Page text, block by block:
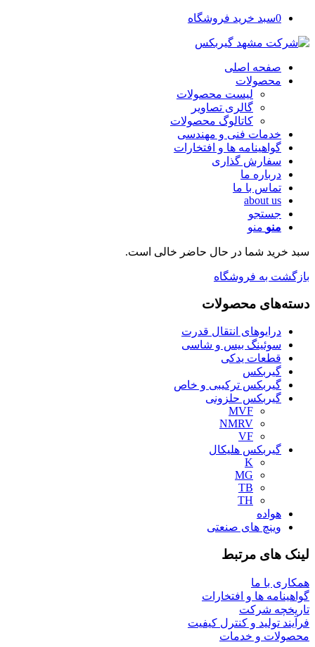
0سبد خرید فروشگاه
صفحه اصلی
محصولات
لیست محصولات
گالری تصاویر
کاتالوگ محصولات
خدمات فنی و مهندسی
گواهینامه ها و افتخارات
سفارش گذاری
درباره ما
تماس با ما
about us
جستجو
منو منو
سبد خرید شما در حال حاضر خالی است.
بازگشت به فروشگاه
دسته‌های محصولات
درایوهای انتقال قدرت
سوئینگ بیس و شاسی
قطعات یدکی
گیربکس
گیربکس ترکیبی و خاص
گیربکس حلزونی
MVF
NMRV
VF
گیربکس هلیکال
K
MG
TB
TH
هواده
وینچ های صنعتی
لینک های مرتبط
همکاری با ما
گواهینامه ها و افتخارات
تاریخچه شرکت
فرآیند تولید و کنترل کیفیت
محصولات و خدمات